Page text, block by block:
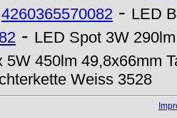
4260365570082 - LED
- LED Spot 3W
5W 450lm 49,8x66mm
Weiss 3528